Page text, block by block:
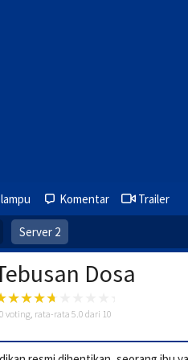
Komentar Trailer
Server 2
Dosa
voting, rata-rata 5.0 dari 10